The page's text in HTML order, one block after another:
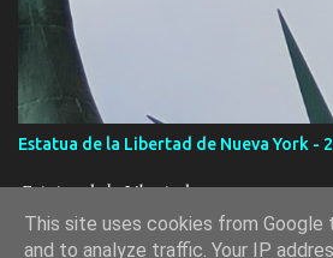
Estatua de la Libertad de Nueva York -
Estatua de la Libertad
This site uses cookies from
and to analyze traffic. Your IP